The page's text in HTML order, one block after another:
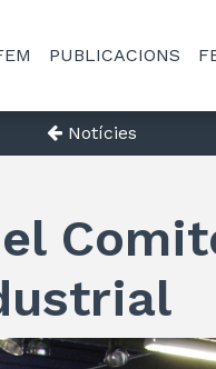
PUBLICACIONS
Notícies